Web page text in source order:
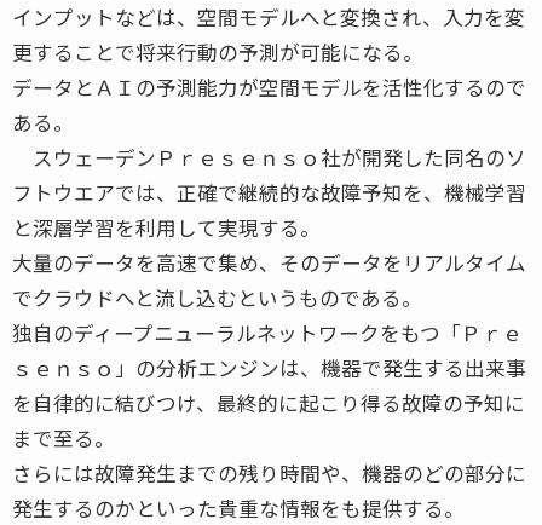
インプットなどは、空間モデルへと変換され、入力を変
更することで将来行動の予測が可能になる。
データとＡＩの予測能力が空間モデルを活性化するので
ある。
スウェーデンＰｒｅｓｅｎｓｏ社が開発した同名のソ
フトウエアでは、正確で継続的な故障予知を、機械学習
と深層学習を利用して実現する。
大量のデータを高速で集め、そのデータをリアルタイム
でクラウドへと流し込むというものである。
独自のディープニューラルネットワークをもつ「Ｐｒｅ
ｓｅｎｓｏ」の分析エンジンは、機器で発生する出来事
を自律的に結びつけ、最終的に起こり得る故障の予知に
まで至る。
さらには故障発生までの残り時間や、機器のどの部分に
発生するのかといった貴重な情報をも提供する。